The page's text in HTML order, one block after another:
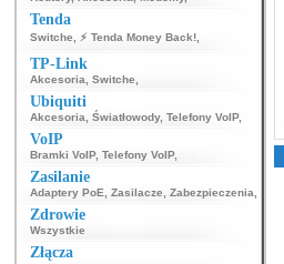
Tenda
Switche ⚡ Tenda Money Back!
TP-Link
Akcesoria Switche
Ubiquiti
Akcesoria Światłowody, Telefony VoIP,
VoIP
Bramki VoIP, Telefony VoIP,
Zasilanie
Adaptery PoE Zasilacze Zabezpieczenia
Zdrowie
Wszystkie
Złącza